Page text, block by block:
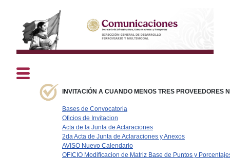
INVITACIÓN A CUANDO MENOS TRES PROVEEDORES
Bases de Convocatoria
Oficios de Invitacion
Acta de la Junta de Aclaraciones
2da Acta de Junta de Aclaraciones y Anexos
AVISO Nuevo Calendario
OFICIO Modificacion de Matriz Base de Puntos y